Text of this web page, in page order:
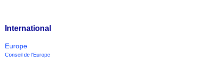
International
Europe
Conseil de l'Europe